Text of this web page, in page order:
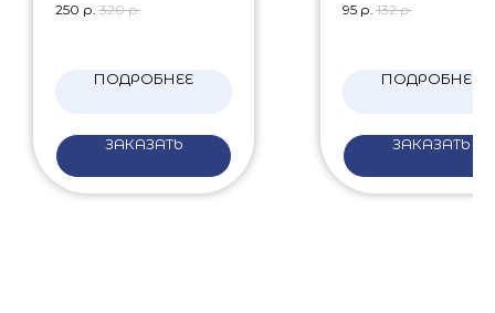
250 р. 320 р.
ПОДРОБНЕЕ
ЗАКАЗАТЬ
95 р. 132 р.
ПОДРОБНЕЕ
ЗАКАЗАТЬ